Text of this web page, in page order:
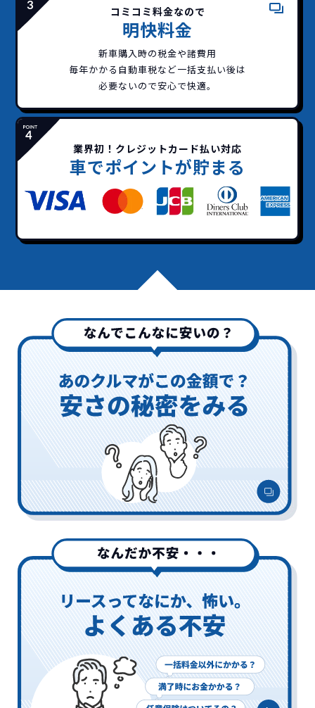
コミコミ料金なので
明快料金
新車購入時の税金や諸費用
毎年かかる自動車税など一括支払い後は
必要ないので安心で快適。
業界初！クレジットカード払い対応
車でポイントが貯まる